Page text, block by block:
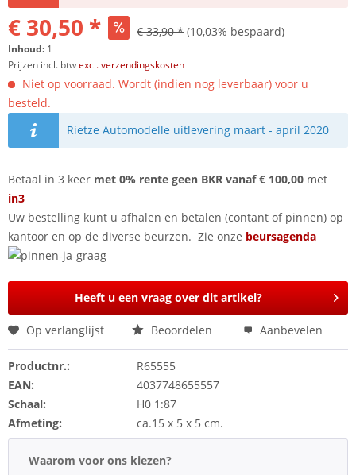
€ 30,50 * € 33,90 * (10,03% bespaard)
Inhoud: 1
Prijzen incl. btwexcl. verzendingskosten
Niet op voorraad. Wordt (indien nog leverbaar) voor u
besteld.
Rietze Automodelle uitlevering maart - april 2020
Betaal in 3 keer met 0% rente geen BKR vanaf € 100,00 met
in3
Uw bestelling kunt u afhalen en betalen (contant of pinnen) op
kantoor en op de diverse beurzen. Zie onze beursagenda
Heeft u een vraag over dit artikel?
Op verlanglijst Beoordelen Aanbevelen
Productnr.:
R65555
EAN:
4037748655557
Schaal:
H0 1:87
Afmeting:
ca.15 x 5 x 5 cm.
Waarom voor ons kiezen?